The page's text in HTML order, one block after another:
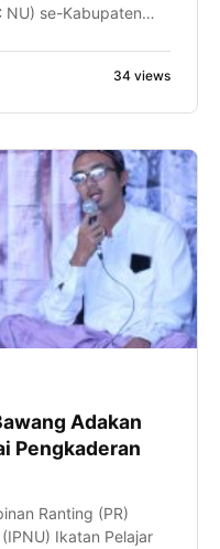
NU) se-Kabupaten
(26/9/2021). Tiga
34 views
Adakan
Pengkaderan
Ranting (PR)
Ikatan Pelajar